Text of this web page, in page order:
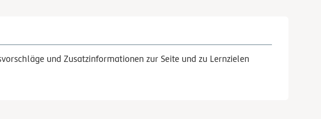
und Zusatzinformationen zur Seite und zu Lernzielen